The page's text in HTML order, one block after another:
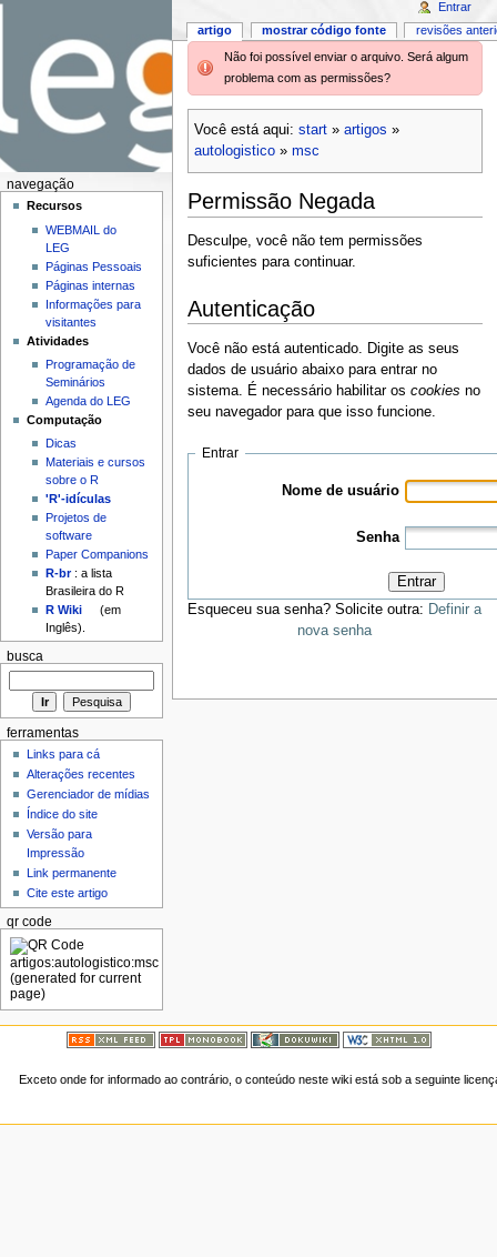
Não foi possível enviar o arquivo. Será algum
problema com as permissões?
Você está aqui: start» artigos »
autologistico» msc
Permissão Negada
Desculpe, você não tem permissões
suficientes para continuar.
Autenticação
Você não está autenticado. Digite as seus
dados de usuário abaixo para entrar no
sistema. É necessário habilitar os cookies no
seu navegador para que isso funcione.
Entrar
Nome de usuário
Senha
Entrar
Esqueceu sua senha? Solicite outra: Definir a
nova senha
artigo mostrar código fonte revisões
Entrar
navegação
Recursos
WEBMAIL do
LEG
Páginas Pessoais
Páginas internas
Informações para
visitantes
Atividades
Programação de
Seminários
Agenda do LEG
Computação
Dicas
Materiais e cursos
sobre o R
'R'-idículas
Projetos de
software
Paper Companions
R-br: a lista
Brasileira do R
R Wiki
(em
Inglês).
busca
ferramentas
Links para cá
Alterações recentes
Gerenciador de mídias
Índice do site
Versão para
Impressão
Link permanente
Cite este artigo
qr code
Exceto onde for informado ao contrário, o conteúdo neste wiki está sob a seguinte